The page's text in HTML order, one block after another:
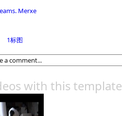
Merxe
1标图
with this template